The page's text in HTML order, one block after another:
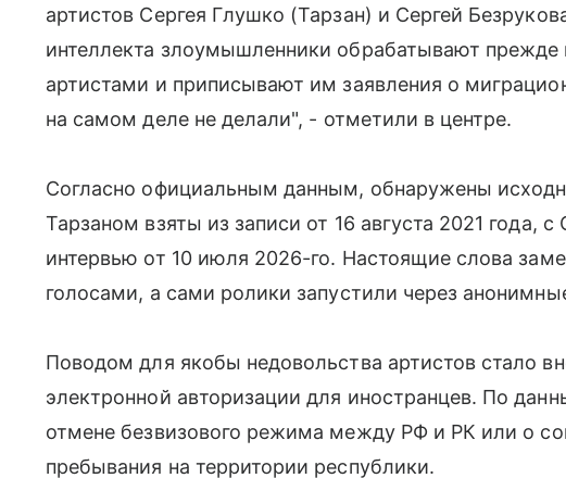
артистов Сергея Глушко (Тарзан) и Сергей
интеллекта злоумышленники обрабатывают
артистами и приписывают им заявления о
на самом деле не делали", - отметили в центре.
Согласно официальным данным, обнаружены
Тарзаном взяты из записи от 16 августа 2021 года,
интервью от 10 июля 2026-го. Настоящие слова
голосами, а сами ролики запустили через
Поводом для якобы недовольства артистов стало
электронной авторизации для иностранцев. По
отмене безвизового режима между РФ и РК или о
пребывания на территории республики.